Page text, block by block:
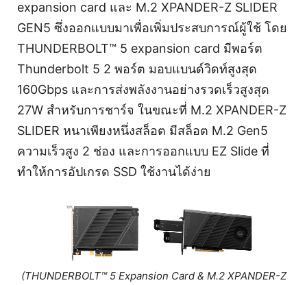
expansion card และ M.2 XPANDER-Z SLIDER
GEN5 ซึ่งออกแบบมาเพื่อเพิ่มประสบการณ์ผู้ใช้ โดย
THUNDERBOLT™ 5 expansion card มีพอร์ต
Thunderbolt 5 2 พอร์ต มอบแบนด์วิดท์สูงสุด
160Gbps และการส่งพลังงานอย่างรวดเร็วสูงสุด
27W สำหรับการชาร์จ ในขณะที่ M.2 XPANDER-Z
SLIDER หนาเพียงหนึ่งสล็อต มีสล็อต M.2 Gen5
ความเร็วสูง 2 ช่อง และการออกแบบ EZ Slide ที่
ทำให้การอัปเกรด SSD ใช้งานได้ง่าย
(THUNDERBOLT™ 5 Expansion Card & M.2 XPANDER-Z